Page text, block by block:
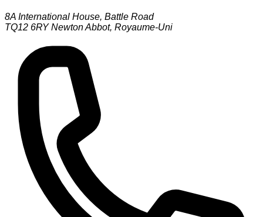
8A International House, Battle Road
TQ12 6RY Newton Abbot, Royaume-Uni